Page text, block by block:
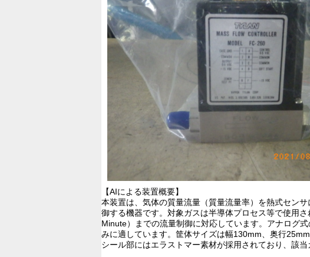
【AIによる装置概要】
本装置は、気体の質量流量（質量流量率）を熱式セン
御する機器です。対象ガスは半導体プロセス等で使用
Minute）までの流量制御に対応しています。アナログ
みに適しています。筐体サイズは幅130mm、奥行
シール部にはエラストマー素材が採用されており、該